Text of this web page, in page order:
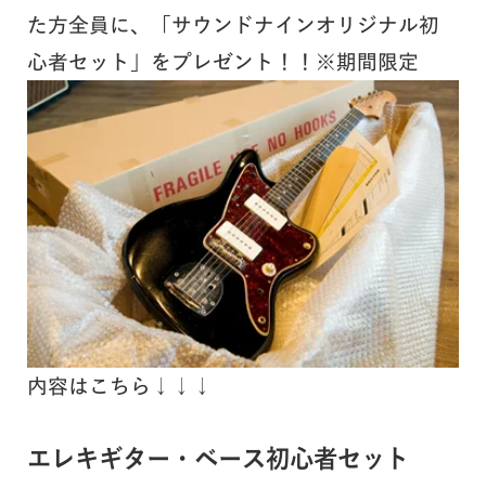
た方全員に、「サウンドナインオリジナル初
心者セット」をプレゼント！！※期間限定
内容はこちら↓↓↓
エレキギター・ベース初心者セット